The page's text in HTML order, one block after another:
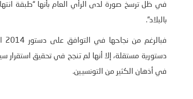
في ظل ترسخ صورة لدى الرأي العام بأنها “طبقة
بالبلاد”.
دستورية مستقلة، إلا أنها لم تنجح في تحقيق استقرار
في أذهان الكثير من التونسيين.